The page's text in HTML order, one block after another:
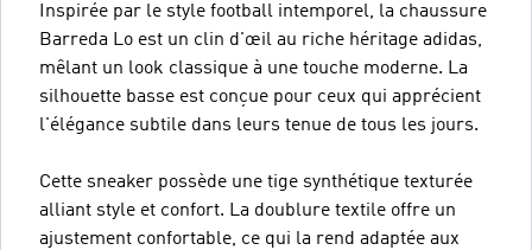
Inspirée par le style football intemporel, la chaussure
Barreda Lo est un clin d'œil au riche héritage adidas,
mêlant un look classique à une touche moderne. La
silhouette basse est conçue pour ceux qui apprécient
l'élégance subtile dans leurs tenue de tous les jours.
Cette sneaker possède une tige synthétique texturée
alliant style et confort. La doublure textile offre un
ajustement confortable, ce qui la rend adaptée aux